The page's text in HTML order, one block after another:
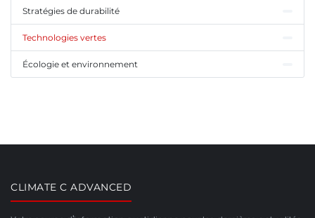
Stratégies de durabilité
Technologies vertes
Écologie et environnement
CLIMATE C ADVANCED